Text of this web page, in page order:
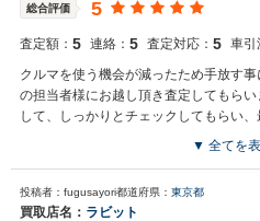
総合評価 5
査定額： 5 連絡： 5 査定対応： 5 車引
クルマを使う機会が減ったため手放す
の担当者様にお越し頂き査定してもら
して、しっかりとチェックしてもらい
額の提示までの間の細かな説明も、一
た。
▼ 全てを
投稿者：fugusayori都道府県： 東京都
買取店名： ラビット